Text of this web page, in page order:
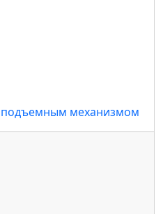
подъемным механизмом